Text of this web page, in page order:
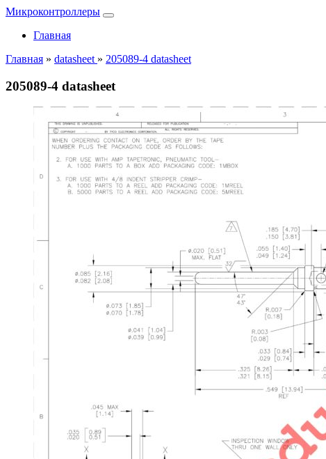
Микроконтроллеры
Главная
Главная » datasheet » 205089-4 datasheet
205089-4 datasheet